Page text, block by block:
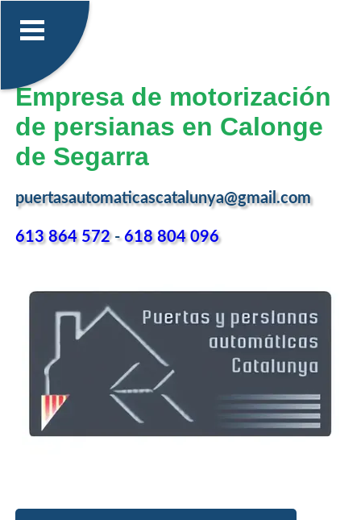
Empresa de motorización
de persianas en Calonge
de Segarra
puertasautomaticascatalunya@gmail.com
613 864 572-618 804 096